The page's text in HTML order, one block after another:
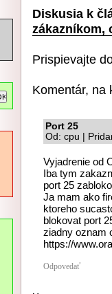
Diskusia k
zákazníkom,
Prispievajte
Komentár, na
Port 25
Od: cpu |
Vyjadrenie od
Iba tym
port 25
Ja mam ako
ktoreho
blokovat port
ziadny oznam
https://
Odpovedať